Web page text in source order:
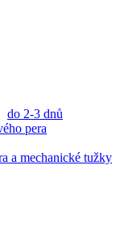
do 2-3 dnů
pera